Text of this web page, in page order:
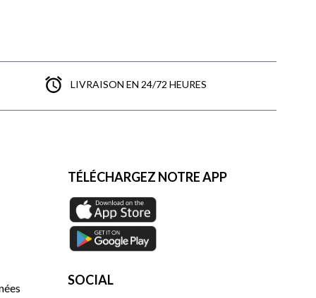
LIVRAISON EN 24/72 HEURES
TÉLÉCHARGEZ NOTRE APP
SOCIAL